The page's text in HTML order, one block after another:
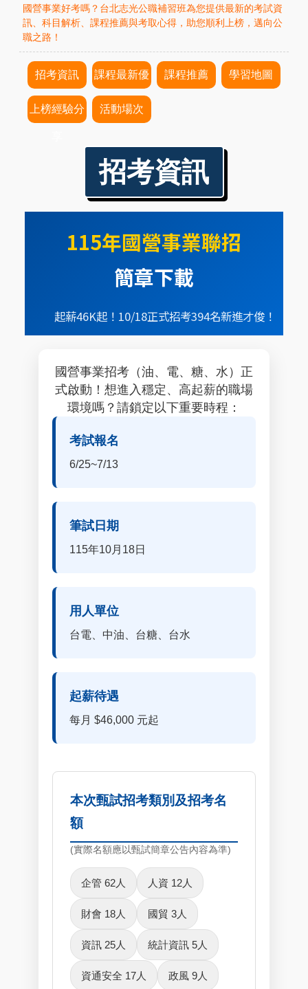
國營事業好考嗎？台北志光公職補習班為您提供最新的考試資
訊、科目解析、課程推薦與考取心得，助您順利上榜，邁向公
職之路！
招考資訊 課程最新優
惠
課程推薦 學習地圖
上榜經驗分 活動場次
招考資訊
115年國營事業聯招
簡章下載
起薪46K起！10/18正式招考394名新進才俊！
國營事業招考（油、電、糖、水）正
式啟動！想進入穩定、高起薪的職場
環境嗎？請鎖定以下重要時程：
考試報名
6/25~7/13
筆試日期
115年10月18日
用人單位
台電、中油、台糖、台水
起薪待遇
每月 $46,000 元起
本次甄試招考類別及招考名
額
(實際名額應以甄試簡章公告內容為準)
企管 62人 人資 12人
財會 18人 國貿 3人
資訊 25人 統計資訊 5人
資通安全 17人 政風 9人